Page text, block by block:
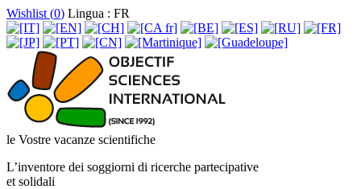
Wishlist (0) Lingua : FR
le Vostre vacanze scientifiche
L’inventore dei soggiorni di ricerche partecipative
et solidali